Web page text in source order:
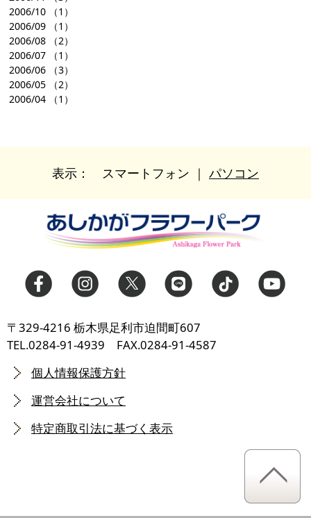
2006/10 （1）
2006/09 （1）
2006/08 （2）
2006/07 （1）
2006/06 （3）
2006/05 （2）
2006/04 （1）
表示： スマートフォン ｜ パソコン
〒329-4216 栃木県足利市迫間町607
TEL.0284-91-4939 FAX.0284-91-4587
個人情報保護方針
運営会社について
特定商取引法に基づく表示